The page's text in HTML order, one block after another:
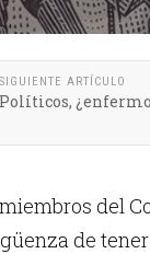
SIGUIENTE ARTÍCULO
Políticos,
del
de